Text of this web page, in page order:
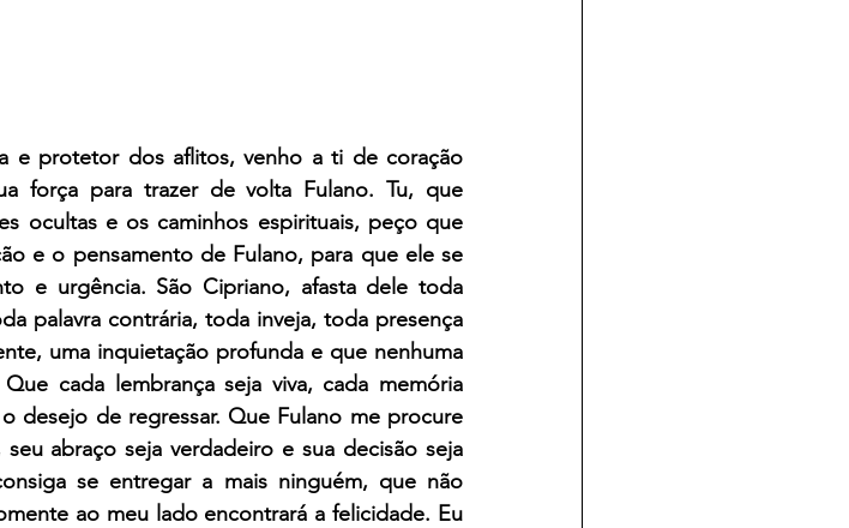
e protetor dos aflitos, venho a ti de coração
força para trazer de volta Fulano. Tu, que
ocultas e os caminhos espirituais, peço que
e o pensamento de Fulano, para que ele se
e urgência. São Cipriano, afasta dele toda
palavra contrária, toda inveja, toda presença
uma inquietação profunda e que nenhuma
cada lembrança seja viva, cada memória
desejo de regressar. Que Fulano me procure
abraço seja verdadeiro e sua decisão seja
se entregar a mais ninguém, que não
ao meu lado encontrará a felicidade. Eu